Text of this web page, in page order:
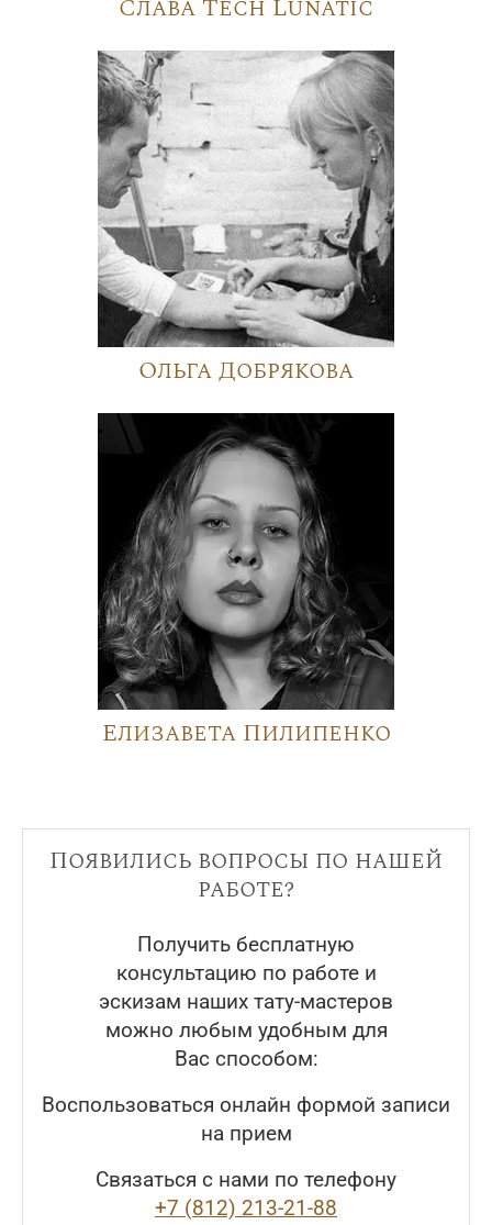
Слава Tech Lunatic
Ольга Добрякова
Елизавета Пилипенко
Появились вопросы по нашей
работе?
Получить бесплатную
консультацию по работе и
эскизам наших тату-мастеров
можно любым удобным для
Вас способом:
Воспользоваться онлайн формой записи
на прием
Связаться с нами по телефону
+7 (812) 213-21-88